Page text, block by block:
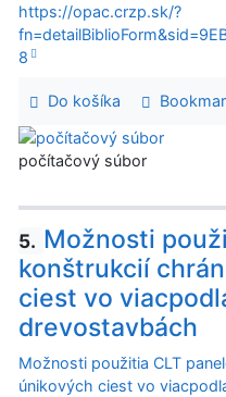
https://opac.crzp.sk/?
8
Do košíka
počítačový súbor
5. Možnosti
konštrukcií
ciest vo
drevostavbách
Možnosti použitia CLT
únikových ciest vo